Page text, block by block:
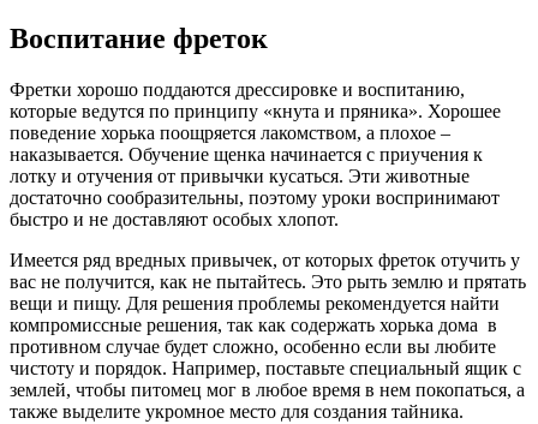
Воспитание фреток
Фретки хорошо поддаются дрессировке и воспитанию,
которые ведутся по принципу «кнута и пряника». Хорошее
поведение хорька поощряется лакомством, а плохое –
наказывается. Обучение щенка начинается с приучения к
лотку и отучения от привычки кусаться. Эти животные
достаточно сообразительны, поэтому уроки воспринимают
быстро и не доставляют особых хлопот.
Имеется ряд вредных привычек, от которых фреток отучить у
вас не получится, как не пытайтесь. Это рыть землю и прятать
вещи и пищу. Для решения проблемы рекомендуется найти
компромиссные решения, так как содержать хорька дома в
противном случае будет сложно, особенно если вы любите
чистоту и порядок. Например, поставьте специальный ящик с
землей, чтобы питомец мог в любое время в нем покопаться, а
также выделите укромное место для создания тайника.